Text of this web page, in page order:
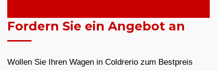
Fordern Sie ein Angebot an
Wollen Sie Ihren Wagen in Coldrerio zum Bestpreis